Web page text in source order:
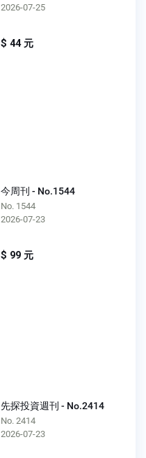
2026-07-25
$ 44 元
今周刊 - No.1544
No. 1544
2026-07-23
$ 99 元
先探投資週刊 - No.2414
No. 2414
2026-07-23